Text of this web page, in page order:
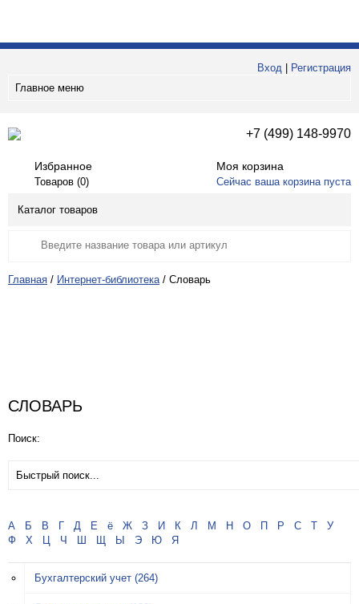
Вход
Регистрация
Главное меню
+7 (499) 148-9970
Избранное
Товаров (0)
Моя корзина
Сейчас ваша корзина пуста
Каталог товаров
Главная / Интернет-библиотека / Словарь
СЛОВАРЬ
Поиск:
А Б В Г Д Е ё Ж З И К Л М Н О П Р С Т
У
Ф
Х Ц Ч Ш Щ Ы Э Ю Я
Бухгалтерский учет (264)